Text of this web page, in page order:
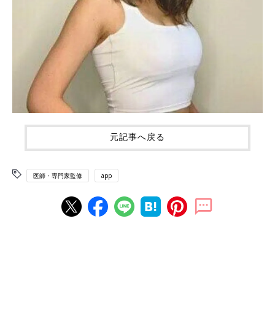
元記事へ戻る
医師・専門家監修 app